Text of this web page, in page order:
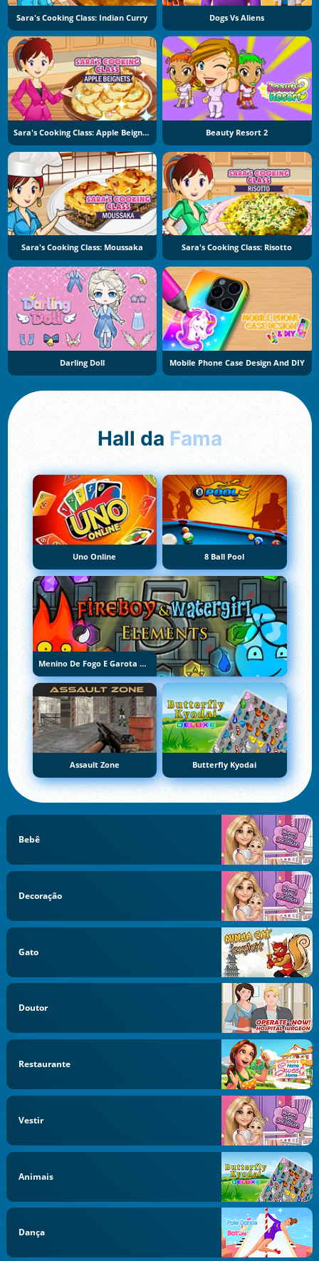
Sara's Cooking Class: Indian Curry Dogs Vs Aliens
Sara's Cooking Class: Apple Beignets Beauty Resort 2
Sara's Cooking Class: Moussaka Sara's Cooking Class: Risotto
Darling Doll Mobile Phone Case Design And DIY
Hall da Fama
Uno Online 8 Ball Pool
Menino De Fogo E Garota De Água 5: Elementos
Assault Zone Butterfly Kyodai
Bebê
Decoração
Gato
Doutor
Restaurante
Vestir
Animais
Dança